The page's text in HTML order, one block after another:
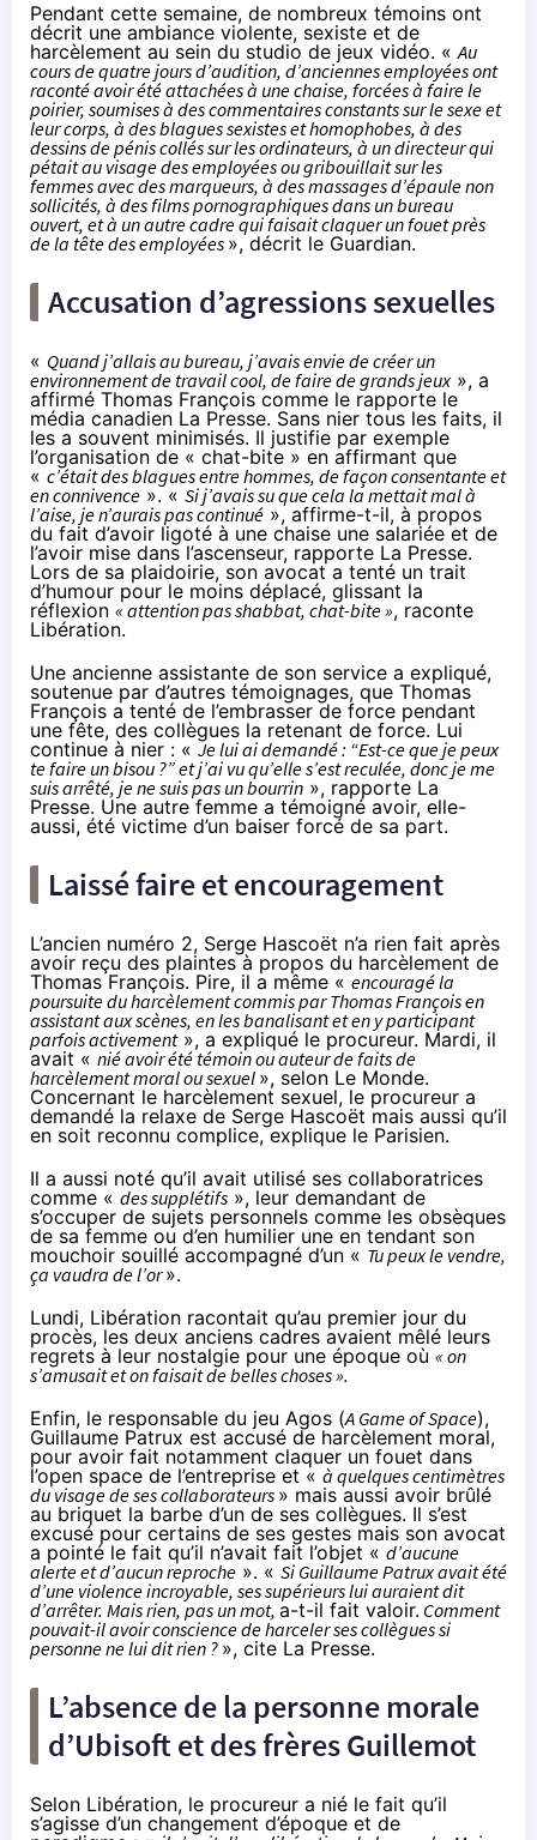
Pendant cette semaine, de nombreux témoins ont
décrit une ambiance violente, sexiste et de
harcèlement au sein du studio de jeux vidéo. «Au
cours de quatre jours d’audition, d’anciennes employées ont
raconté avoir été attachées à une chaise, forcées à faire le
poirier, soumises à des commentaires constants sur le sexe et
leur corps, à des blagues sexistes et homophobes, à des
dessins de pénis collés sur les ordinateurs, à un directeur qui
pétait au visage des employées ou gribouillait sur les
femmes avec des marqueurs, à des massages d’épaule non
sollicités, à des films pornographiques dans un bureau
ouvert, et à un autre cadre qui faisait claquer un fouet près
de la tête des employées », décrit le Guardian.
Accusation d’agressions sexuelles
« Quand j’allais au bureau, j’avais envie de créer un
environnement de travail cool, de faire de grands jeux», a
affirmé Thomas François comme le rapporte le
média canadien La Presse. Sans nier tous les faits, il
les a souvent minimisés. Il justifie par exemple
l’organisation de « chat-bite » en affirmant que
« c’était des blagues entre hommes, de façon consentante et
en connivence ». « Si j’avais su que cela la mettait mal à
l’aise, je n’aurais pas continué », affirme-t-il, à propos
du fait d’avoir ligoté à une chaise une salariée et de
l’avoir mise dans l’ascenseur, rapporte La Presse.
Lors de sa plaidoirie, son avocat a tenté un trait
d’humour pour le moins déplacé, glissant la
réflexion « attention pas shabbat, chat-bite », raconte
Libération.
Une ancienne assistante de son service a expliqué,
soutenue par d’autres témoignages, que Thomas
François a tenté de l’embrasser de force pendant
une fête, des collègues la retenant de force. Lui
continue à nier : « Je lui ai demandé : “Est-ce que je peux
te faire un bisou ?” et j’ai vu qu’elle s’est reculée, donc je me
suis arrêté, je ne suis pas un bourrin », rapporte La
Presse. Une autre femme a témoigné avoir, elle-
aussi, été victime d’un baiser forcé de sa part.
Laissé faire et encouragement
L’ancien numéro 2, Serge Hascoët n’a rien fait après
avoir reçu des plaintes à propos du harcèlement de
Thomas François. Pire, il a même « encouragé la
poursuite du harcèlement commis par Thomas François en
assistant aux scènes, en les banalisant et en y participant
parfois activement», a expliqué le procureur. Mardi, il
avait « nié avoir été témoin ou auteur de faits de
harcèlement moral ou sexuel », selon Le Monde.
Concernant le harcèlement sexuel, le procureur a
demandé la relaxe de Serge Hascoët mais aussi qu’il
en soit reconnu complice,explique le Parisien.
Il a aussi noté qu’il avait utilisé ses collaboratrices
comme « des supplétifs », leur demandant de
s’occuper de sujets personnels comme les obsèques
de sa femme ou d’en humilier une en tendant son
mouchoir souillé accompagné d’un « Tu peux le vendre,
ça vaudra de l’or».
Lundi, Libération racontait qu’au premier jour du
procès, les deux anciens cadres avaient mêlé leurs
regrets à leur nostalgie pour une époque où « on
s’amusait et on faisait de belles choses ».
Enfin, le responsable du jeu Agos (A Game of Space),
Guillaume Patrux est accusé de harcèlement moral,
pour avoir fait notamment claquer un fouet dans
l’open space de l’entreprise et « à quelques centimètres
du visage de ses collaborateurs » mais aussi avoir brûlé
au briquet la barbe d’un de ses collègues. Il s’est
excusé pour certains de ses gestes mais son avocat
a pointé le fait qu’il n’avait fait l’objet « d’aucune
alerte et d’aucun reproche ». « Si Guillaume Patrux avait été
d’une violence incroyable, ses supérieurs lui auraient dit
d’arrêter. Mais rien, pas un mot, a-t-il fait valoir. Comment
pouvait-il avoir conscience de harceler ses collègues si
personne ne lui dit rien ? », cite La Presse.
L’absence de la personne morale
d’Ubisoft et des frères Guillemot
Selon Libération, le procureur a nié le fait qu’il
s’agisse d’un changement d’époque et de